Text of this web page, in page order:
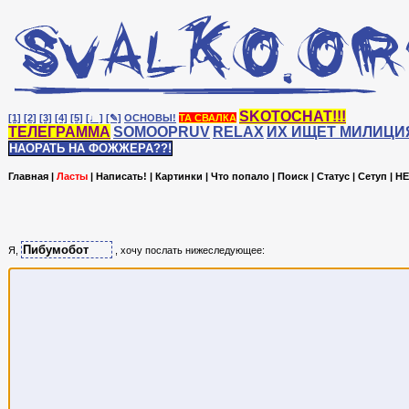
[1] [2] [3] [4] [5] [♩] [✎] ОСНОВЫ! ТА СВАЛКА SKOTOCHAT!!!
ТЕЛЕГРАММА SOMOOPRUV RELAX ИХ ИЩЕТ
НАОРАТЬ НА ФОЖЖЕРА??!
Главная | Ласты | Написать! | Картинки | Что попало | Поиск | Статус | Сетуп |
Я, , хочу послать нижеследующее: